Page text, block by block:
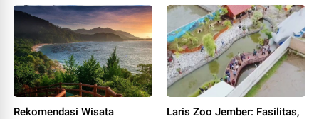
Mulai Remaja hingga Lansia
Rekomendasi Wisata
Laris Zoo Jember: Fasilitas,